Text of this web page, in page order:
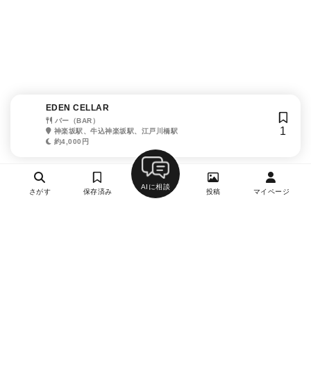
EDEN CELLAR
バー（BAR）
神楽坂駅、牛込神楽坂駅、江戸川橋駅
約4,000円
1
さがす 保存済み
AIに相談
投稿 マイページ